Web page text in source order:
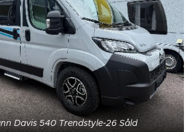
Davis 540 Trendstyle-26 Såld